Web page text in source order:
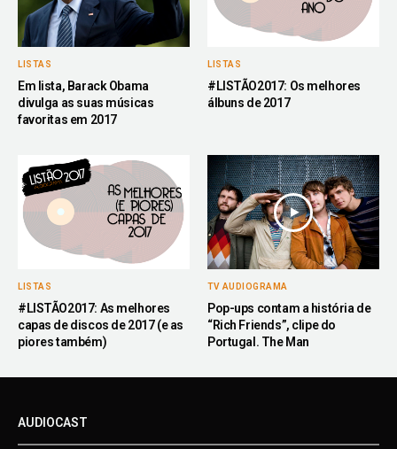
LISTAS
Em lista, Barack Obama
divulga as suas músicas
favoritas em 2017
LISTAS
#LISTÃO2017: Os melhores
álbuns de 2017
LISTAS
#LISTÃO2017: As melhores
capas de discos de 2017 (e as
piores também)
TV AUDIOGRAMA
Pop-ups contam a história de
“Rich Friends”, clipe do
Portugal. The Man
AUDIOCAST